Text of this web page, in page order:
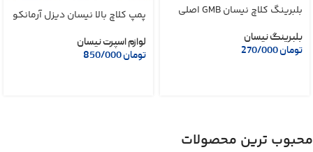
بلبرینگ کلاچ نیسان GMB اصلی
بلبرینگ نیسان
تومان
پمپ کلاچ بالا نیسان دیزل آرمانکو
لوازم اسپرت نیسان
تومان
محبوب ترین محصولات